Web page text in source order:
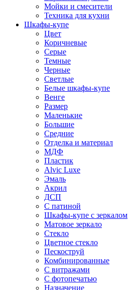
Мойки и смесители
Техника для кухни
Шкафы-купе
Цвет
Коричневые
Серые
Темные
Черные
Светлые
Белые шкафы-купе
Венге
Размер
Маленькие
Большие
Средние
Отделка и материал
МДФ
Пластик
Alvic Luxe
Эмаль
Акрил
ДСП
С патиной
Шкафы-купе с зеркалом
Матовое зеркало
Стекло
Цветное стекло
Пескоструй
Комбинированные
С витражами
С фотопечатью
Назначение